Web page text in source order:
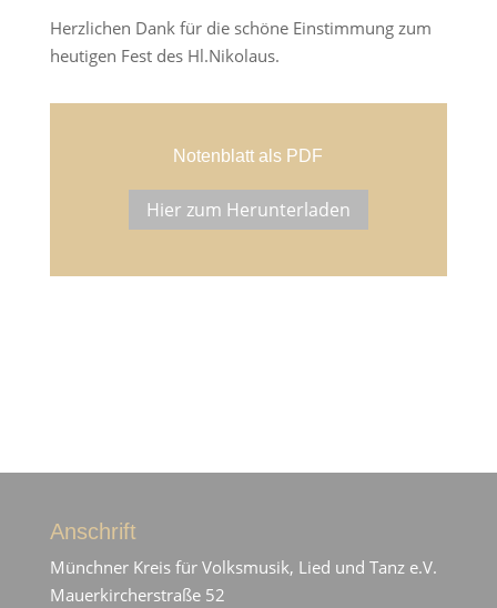
Herzlichen Dank für die schöne Einstimmung zum
heutigen Fest des Hl.Nikolaus.
Notenblatt als PDF
Hier zum Herunterladen
Anschrift
Münchner Kreis für Volksmusik, Lied und Tanz e.V.
Mauerkircherstraße 52